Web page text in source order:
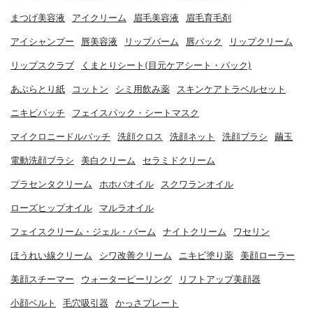
まつげ美容液 アイクリーム 眉毛美容液 眉毛育毛剤
アイシャンプー 唇美容液 リップバーム 唇パック リップクリーム
リップスクラブ くまとりシート(目元ケアシート・パック)
あぶらとり紙 コットン シミ用飲み薬 スキンケアトラベルセット
ニキビパッチ フェイスパック・シートマスク
マイクロニードルパッチ 洗顔クロス 洗顔ネット 洗顔ブラシ 繭玉
電動洗顔ブラシ 美白クリーム セラミドクリーム
プラセンタクリーム ホホバオイル スクワランオイル
ローズヒップオイル マルラオイル
フェイスクリーム・ジェル・バーム ナイトクリーム ワセリン
ほうれい線クリーム シワ改善クリーム ニキビ塗り薬 美顔ローラー
美顔スチーマー ウォーターピーリング リフトアップ美顔器
小顔ベルト 毛穴吸引器 かっさプレート